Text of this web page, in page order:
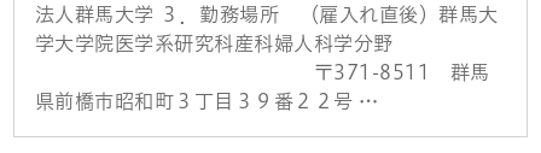
法人群馬大学 ３．勤務場所 （雇入れ直後）群馬大
学大学院医学系研究科産科婦人科学分野
〒371-8511 群馬
県前橋市昭和町３丁目３９番２２号 …